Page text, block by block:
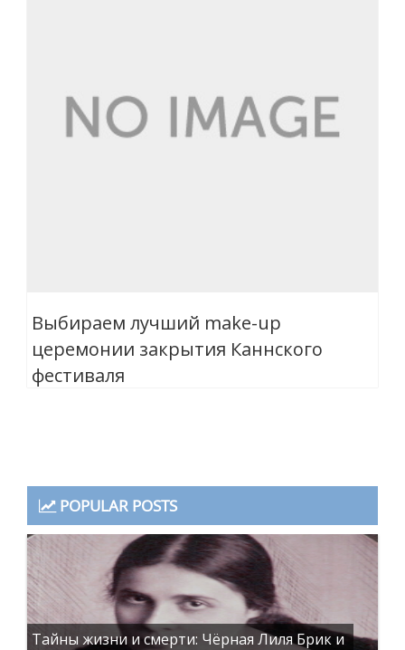
Выбираем лучший make-up
церемонии закрытия Каннского
фестиваля
POPULAR POSTS
Тайны жизни и смерти: Чёрная Лиля Брик и